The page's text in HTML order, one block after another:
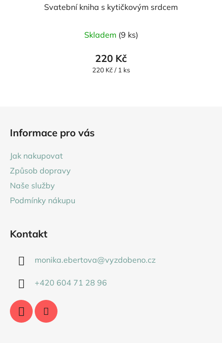
Svatební kniha s kytičkovým srdcem
Skladem (9 ks)
220 Kč
Měrná
220 Kč / 1 ks
Informace pro vás
Jak nakupovat
Způsob dopravy
Naše služby
Podmínky nákupu
Kontakt
monika.ebertova@vyzdobeno.cz
+420 604 71 28 96